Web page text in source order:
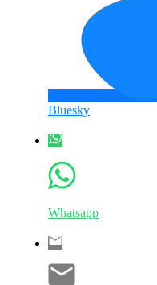
Bluesky
Whatsapp